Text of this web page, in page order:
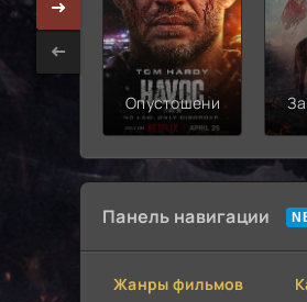
Опустошение
Панель навигации
Жанры фильмов